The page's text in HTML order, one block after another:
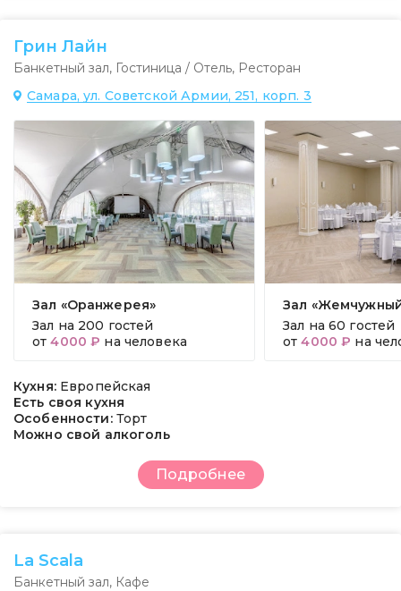
Грин Лайн
Банкетный зал, Гостиница / Отель, Ресторан
Самара, ул. Советской Армии, 251, корп. 3
Зал «Оранжерея»
Зал на 200 гостей
от4000 ₽ на человека
Зал
Зал на 60 гостей
от4000 ₽ на
Кухня: Европейская
Есть своя кухня
Особенности: Торт
Можно свой алкоголь
Подробнее
La Scala
Банкетный зал, Кафе